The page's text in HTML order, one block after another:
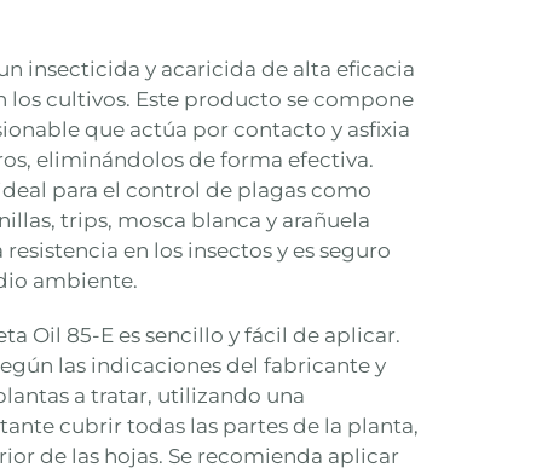
insecticida y acaricida de alta eficacia
los cultivos. Este producto se compone
que actúa por contacto y asfixia
eliminándolos de forma efectiva.
para el control de plagas como
trips, mosca blanca y arañuela
en los insectos y es seguro
ambiente.
Oil 85-E es sencillo y fácil de aplicar.
las indicaciones del fabricante y
a tratar, utilizando una
cubrir todas las partes de la planta,
de las hojas. Se recomienda aplicar